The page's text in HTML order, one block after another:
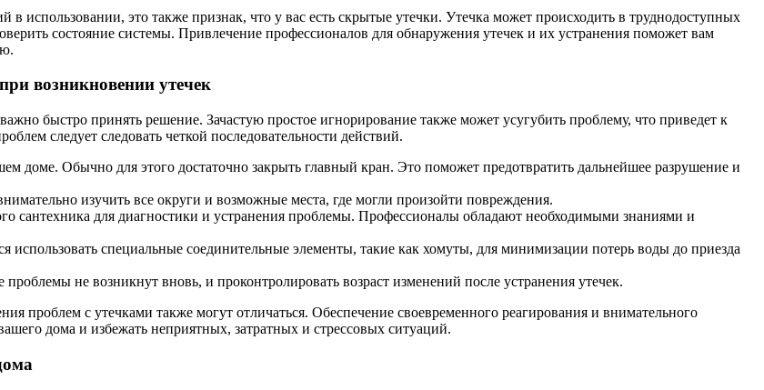
в использовании, это также признак, что у вас есть скрытые утечки. Утечка может происходить в труднодоступных
состояние системы. Привлечение профессионалов для обнаружения утечек и их устранения поможет вам
возникновении утечек
быстро принять решение. Зачастую простое игнорирование также может усугубить проблему, что приведет к
следует следовать четкой последовательности действий.
доме. Обычно для этого достаточно закрыть главный кран. Это поможет предотвратить дальнейшее разрушение и
изучить все округи и возможные места, где могли произойти повреждения.
сантехника для диагностики и устранения проблемы. Профессионалы обладают необходимыми знаниями и
специальные соединительные элементы, такие как хомуты, для минимизации потерь воды до приезда
не возникнут вновь, и проконтролировать возраст изменений после устранения утечек.
проблем с утечками также могут отличаться. Обеспечение своевременного реагирования и внимательного
дома и избежать неприятных, затратных и стрессовых ситуаций.